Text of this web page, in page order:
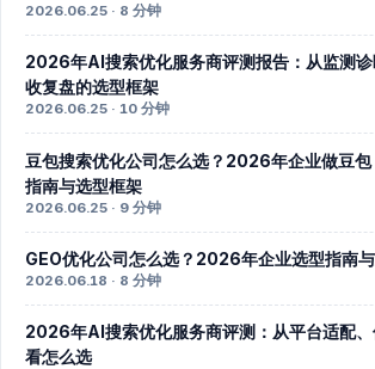
2026.06.25 · 8 分钟
2026年AI搜索优化服务商评测报告：从监测
收复盘的选型框架
2026.06.25 · 10 分钟
豆包搜索优化公司怎么选？2026年企业做豆包
指南与选型框架
2026.06.25 · 9 分钟
GEO优化公司怎么选？2026年企业选型指南
2026.06.18 · 8 分钟
2026年AI搜索优化服务商评测：从平台适配
看怎么选